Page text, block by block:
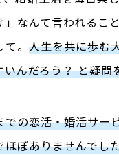
なんて言われるこ
。 人生を共に歩む
んだろう？ と疑問
の恋活・婚活サ
ぼありませんでし